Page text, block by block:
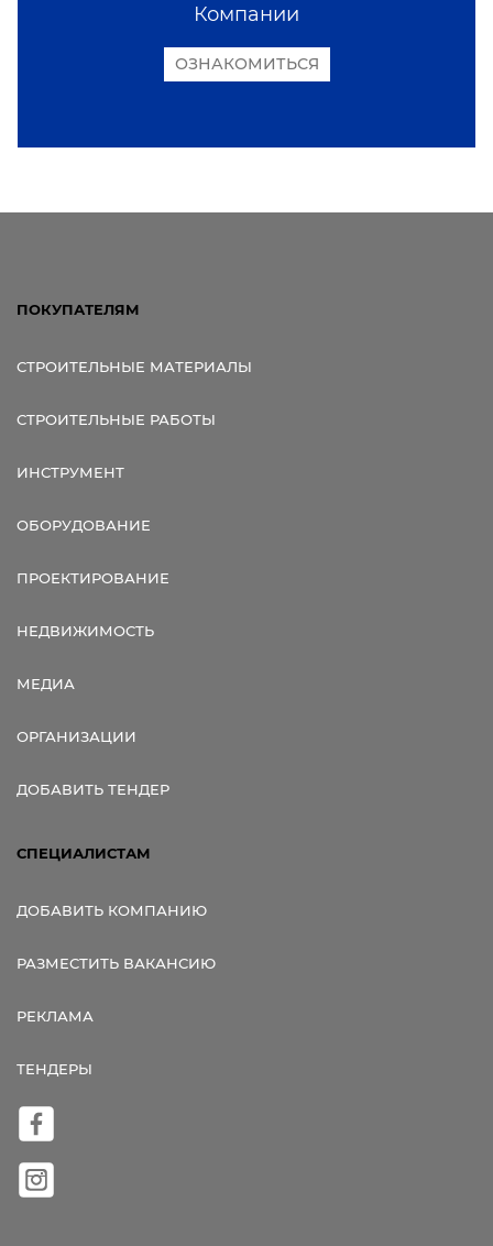
Компании
ОЗНАКОМИТЬСЯ
ПОКУПАТЕЛЯМ
СТРОИТЕЛЬНЫЕ МАТЕРИАЛЫ
СТРОИТЕЛЬНЫЕ РАБОТЫ
ИНСТРУМЕНТ
ОБОРУДОВАНИЕ
ПРОЕКТИРОВАНИЕ
НЕДВИЖИМОСТЬ
МЕДИА
ОРГАНИЗАЦИИ
ДОБАВИТЬ ТЕНДЕР
СПЕЦИАЛИСТАМ
ДОБАВИТЬ КОМПАНИЮ
РАЗМЕСТИТЬ ВАКАНСИЮ
РЕКЛАМА
ТЕНДЕРЫ